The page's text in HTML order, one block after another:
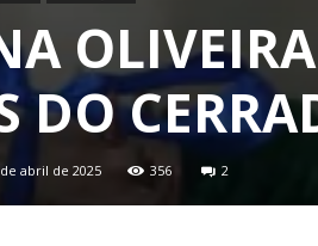
DO
abril de 2025 356 2